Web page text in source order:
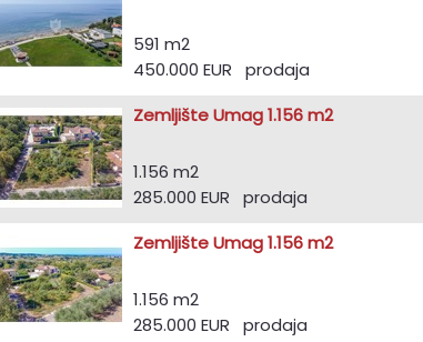
591 m2
450.000 EUR prodaja
Zemljište Umag 1.156 m2
1.156 m2
285.000 EUR prodaja
Zemljište Umag 1.156 m2
1.156 m2
285.000 EUR prodaja